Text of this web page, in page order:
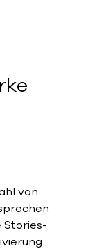
von
Stories-